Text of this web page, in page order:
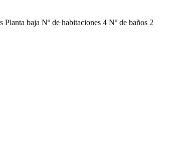
baja Nº de habitaciones 4 Nº de baños 2